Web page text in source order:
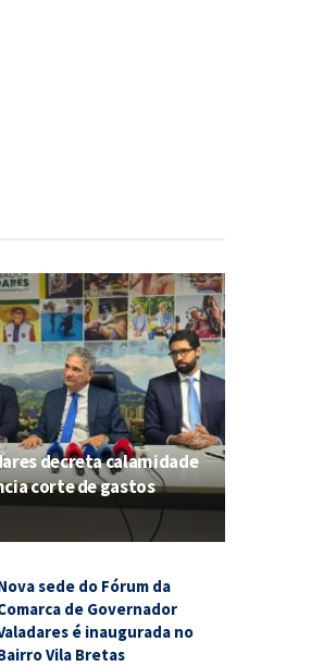
decreta calamidade
corte de gastos
sede do Fórum da
de Governador
é inaugurada no
Vila Bretas